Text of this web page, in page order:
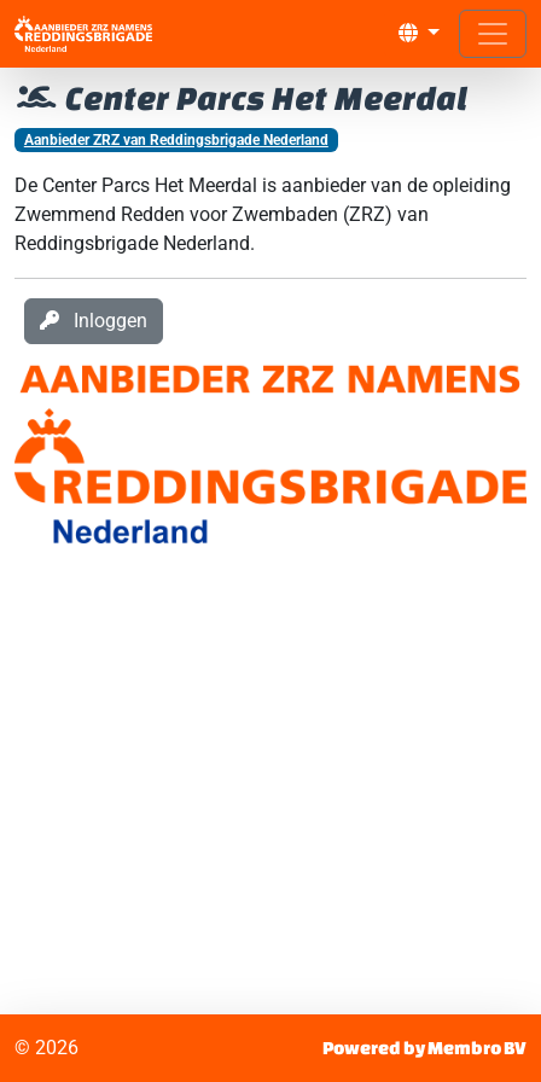
Center Parcs Het Meerdal
Aanbieder ZRZ van Reddingsbrigade Nederland
De Center Parcs Het Meerdal is aanbieder van de opleiding
Zwemmend Redden voor Zwembaden (ZRZ) van
Reddingsbrigade Nederland.
Inloggen
© 2026 Powered by Membro BV